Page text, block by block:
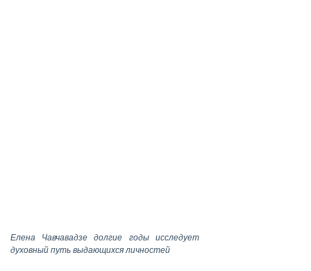
Елена Чавчавадзе долгие годы исследует
духовный путь выдающихся личностей